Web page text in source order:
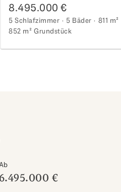
8.495.000 €
5 Schlafzimmer 5 Bäder 811 m²
852 m² Grundstück
6.495.000 €